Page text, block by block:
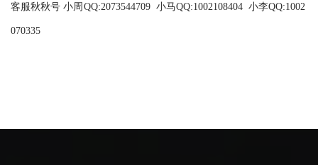
客服秋秋号 小周QQ:2073544709 小马QQ:1002108404 小李QQ:1002
070335